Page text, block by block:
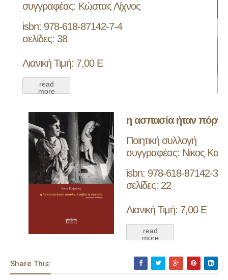
συγγραφέας: Κώστας Λίχνος
isbn: 978-618-87142-7-4
σελίδες: 38
Λιανική Τιμή: 7,00 Ε
read
more
η ασπασία ήταν
Ποιητική συλλογή
συγγραφέας: Νίκος
isbn: 978-618-87142-3-6
σελίδες: 22
Λιανική Τιμή: 7,00 Ε
read
more
Share This: